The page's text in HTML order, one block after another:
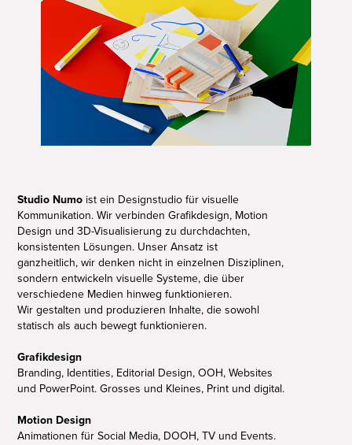
Studio Numo ist ein Designstudio für visuelle
Kommunikation. Wir verbinden Grafikdesign, Motion
Design und 3D-Visualisierung zu durchdachten,
konsistenten Lösungen. Unser Ansatz ist
ganzheitlich, wir denken nicht in einzelnen Disziplinen,
sondern entwickeln visuelle Systeme,die über
verschiedene Medien hinweg funktionieren.
Wir gestalten und produzieren Inhalte, die sowohl
statisch als auch bewegt funktionieren.
Grafikdesign
Branding, Identities, Editorial Design, OOH, Websites
und PowerPoint. Grosses und Kleines, Print und digital.
Motion Design
Animationen für Social Media, DOOH, TV und Events.